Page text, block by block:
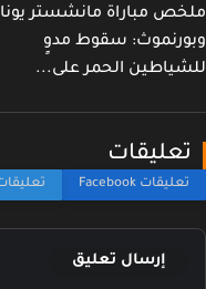
مباراة مانشستر يونايتد
سقوط مدوٍ
الحمر على...
إرسال تعليق